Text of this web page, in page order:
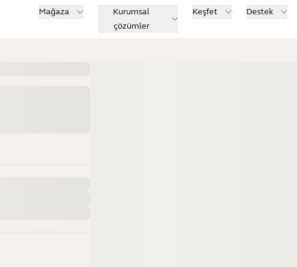
Mağaza
Kurumsal
çözümler
Keşfet Destek